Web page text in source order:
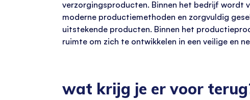
verzorgingsproducten. Binnen het bedrijf wordt
moderne productiemethoden en zorgvuldig
uitstekende producten. Binnen het
ruimte om zich te ontwikkelen in een veilige en
wat krijg je er voor